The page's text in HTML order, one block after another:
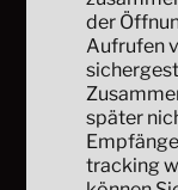
der
Aufrufen
später
tracking